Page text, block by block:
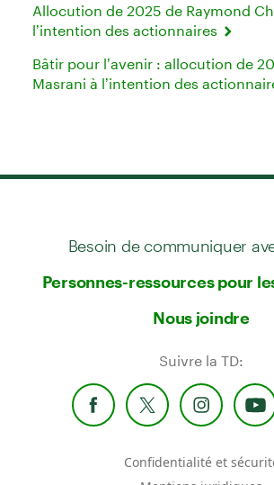
Allocution de 2025 de Raymond
l’intention des actionnaires
Bâtir pour l’avenir : allocution de
Masrani à l’intention des
Besoin de communiquer
Personnes-ressources pour
Nous joindre
Suivre la TD:
Confidentialité et